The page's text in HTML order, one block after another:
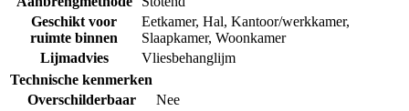
Geschikt voor
ruimte binnen
Eetkamer, Hal, Kantoor/werkkamer,
Slaapkamer, Woonkamer
Lijmadvies
Vliesbehanglijm
Technische kenmerken
Overschilderbaar
Nee